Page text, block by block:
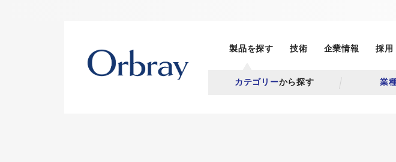
製品を探す
カテゴリーから探す 業
技術 企業情報 採用